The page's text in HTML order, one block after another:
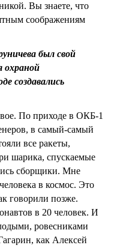
Вы знаете, что
соображениям
был свой
охраной
создавались
По приходе в ОКБ-1
в самый-самый
все ракеты,
шарика, спускаемые
сборщики. Мне
в космос. Это
говорили позже.
в 20 человек. И
ровесниками
как Алексей